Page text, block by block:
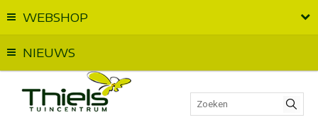
WEBSHOP
NIEUWS